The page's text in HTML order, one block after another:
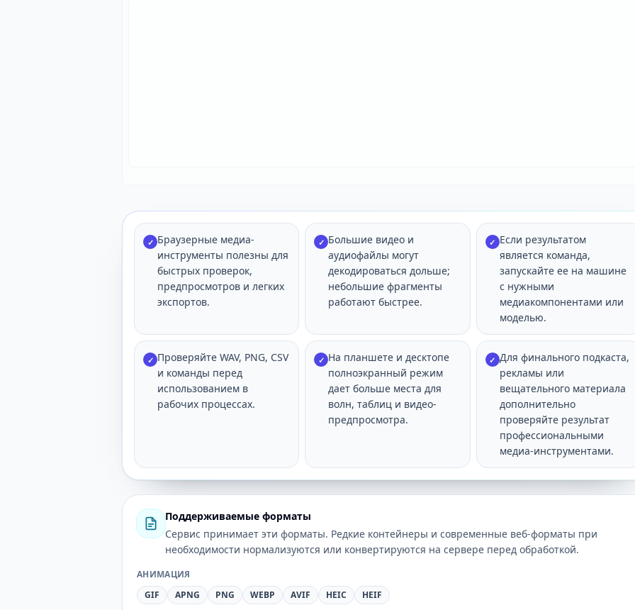
✓ Браузерные медиа-
инструменты полезны для
быстрых проверок,
предпросмотров и легких
экспортов.
✓ Большие видео и
аудиофайлы могут
декодироваться дольше;
небольшие фрагменты
работают быстрее.
✓ Если результатом
является команда,
запускайте ее на машине
с нужными
медиакомпонентами или
моделью.
✓ Проверяйте WAV, PNG, CSV
и команды перед
использованием в
рабочих процессах.
✓ На планшете и десктопе
полноэкранный режим
дает больше места для
волн, таблиц и видео-
предпросмотра.
✓ Для финального подкаста,
рекламы или
вещательного материала
дополнительно
проверяйте результат
профессиональными
медиа-инструментами.
Поддерживаемые форматы
Сервис принимает эти форматы. Редкие контейнеры и современные веб-форматы при
необходимости нормализуются или конвертируются на сервере перед обработкой.
АНИМАЦИЯ
GIF
APNG PNG WEBP AVIF HEIC HEIF